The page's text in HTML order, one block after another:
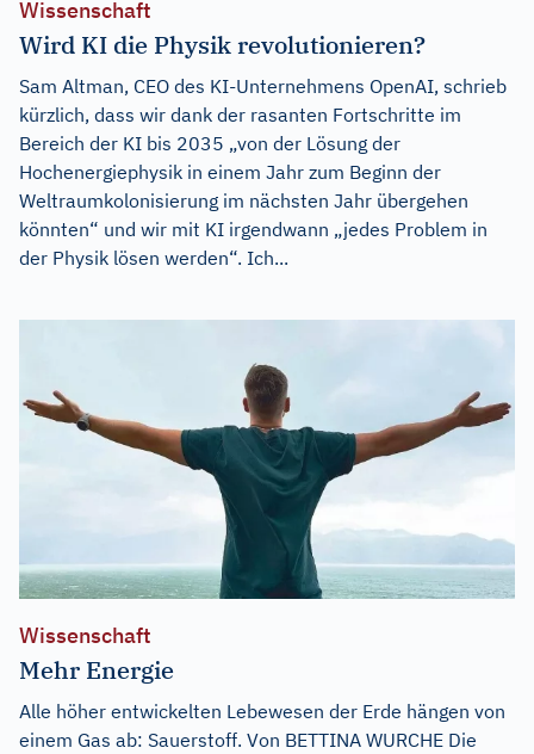
Wissenschaft
Wird KI die Physik revolutionieren?
Sam Altman, CEO des KI-Unternehmens OpenAI, schrieb
kürzlich, dass wir dank der rasanten Fortschritte im
Bereich der KI bis 2035 „von der Lösung der
Hochenergiephysik in einem Jahr zum Beginn der
Weltraumkolonisierung im nächsten Jahr übergehen
könnten“ und wir mit KI irgendwann „jedes Problem in
der Physik lösen werden“. Ich...
Wissenschaft
Mehr Energie
Alle höher entwickelten Lebewesen der Erde hängen von
einem Gas ab: Sauerstoff. Von BETTINA WURCHE Die